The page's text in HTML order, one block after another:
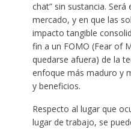
chat” sin sustancia.
mercado, y en que las
impacto tangible
fin a un FOMO (Fear of
quedarse afuera) de la
enfoque más maduro y
y beneficios.
Respecto al lugar que
lugar de trabajo, se